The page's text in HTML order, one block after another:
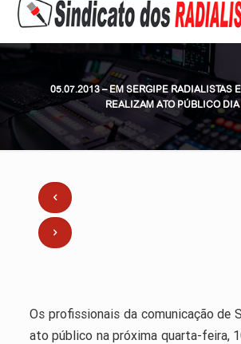
05.07.2013 – EM SERGIPE RADIALISTAS
REALIZAM ATO PÚBLICO
Os profissionais da comunicação de
ato público na próxima quarta-feira,